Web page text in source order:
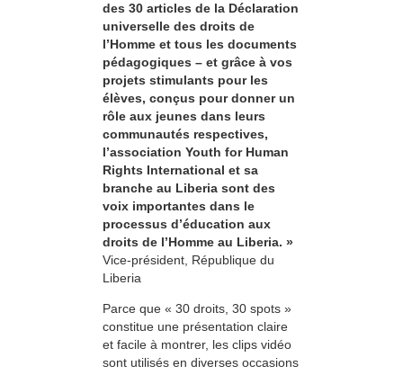
des 30 articles de la Déclaration
universelle des droits de
l’Homme et tous les documents
pédagogiques – et grâce à vos
projets stimulants pour les
élèves, conçus pour donner un
rôle aux jeunes dans leurs
communautés respectives,
l’association Youth for Human
Rights International et sa
branche au Liberia sont des
voix importantes dans le
processus d’éducation aux
droits de l’Homme au Liberia. »
Vice-président, République du
Liberia
Parce que « 30 droits, 30 spots »
constitue une présentation claire
et facile à montrer, les clips vidéo
sont utilisés en diverses occasions